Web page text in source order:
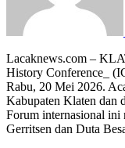
Lacaknews.com –
History Conference_
Rabu, 20 Mei 2026.
Kabupaten Klaten dan
Forum internasional ini
Gerritsen dan Duta